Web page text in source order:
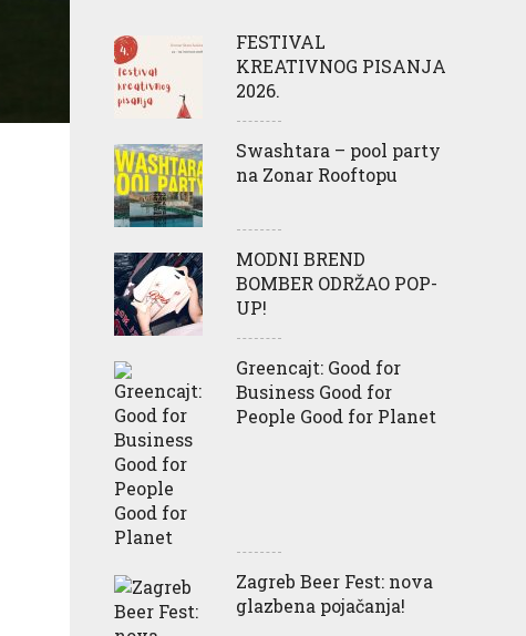
FESTIVAL
KREATIVNOG PISANJA
2026.
Swashtara – pool party
na Zonar Rooftopu
MODNI BREND
BOMBER ODRŽAO POP-
UP!
Greencajt: Good for
Business Good for
People Good for Planet
Zagreb Beer Fest: nova
glazbena pojačanja!